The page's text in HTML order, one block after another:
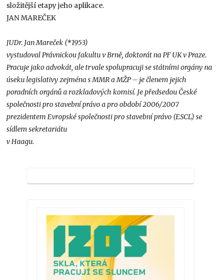
složitější etapy jeho aplikace.
JAN MAREČEK
JUDr. Jan Mareček (*1953)
vystudoval Právnickou fakultu v Brně, doktorát na PF UK v Praze.
Pracuje jako advokát, ale trvale spolupracuji se státními orgány na
úseku legislativy zejména s MMR a MŽP – je členem jejich
poradních orgánů a rozkladových komisí. Je předsedou České
společnosti pro stavební právo a pro období 2006/2007
prezidentem Evropské společnosti pro stavební právo (ESCL) se
sídlem sekretariátu
v Haagu.